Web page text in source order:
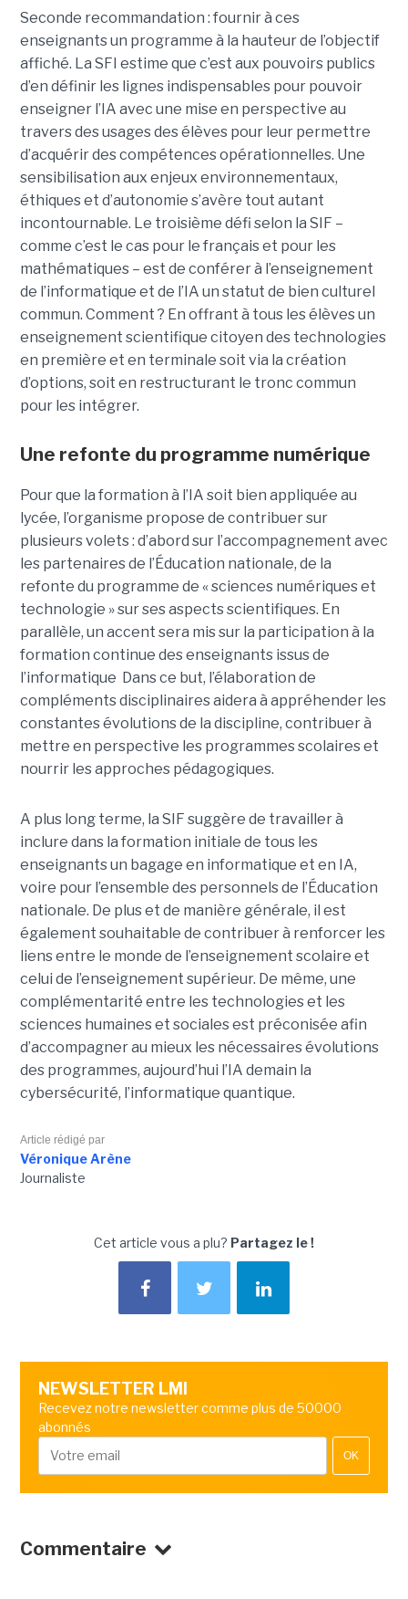
Seconde recommandation : fournir à ces
enseignants un programme à la hauteur de l’objectif
affiché. La SFI estime que c’est aux pouvoirs publics
d’en définir les lignes indispensables pour pouvoir
enseigner l’IA avec une mise en perspective au
travers des usages des élèves pour leur permettre
d’acquérir des compétences opérationnelles. Une
sensibilisation aux enjeux environnementaux,
éthiques et d’autonomie s’avère tout autant
incontournable. Le troisième défi selon la SIF –
comme c’est le cas pour le français et pour les
mathématiques – est de conférer à l’enseignement
de l’informatique et de l’IA un statut de bien culturel
commun. Comment ? En offrant à tous les élèves un
enseignement scientifique citoyen des technologies
en première et en terminale soit via la création
d’options, soit en restructurant le tronc commun
pour les intégrer.
Une refonte du programme numérique
Pour que la formation à l’IA soit bien appliquée au
lycée, l’organisme propose de contribuer sur
plusieurs volets : d’abord sur l’accompagnement avec
les partenaires de l’Éducation nationale, de la
refonte du programme de « sciences numériques et
technologie » sur ses aspects scientifiques. En
parallèle, un accent sera mis sur la participation à la
formation continue des enseignants issus de
l’informatique Dans ce but, l’élaboration de
compléments disciplinaires aidera à appréhender les
constantes évolutions de la discipline, contribuer à
mettre en perspective les programmes scolaires et
nourrir les approches pédagogiques.
A plus long terme, la SIF suggère de travailler à
inclure dans la formation initiale de tous les
enseignants un bagage en informatique et en IA,
voire pour l’ensemble des personnels de l’Éducation
nationale. De plus et de manière générale, il est
également souhaitable de contribuer à renforcer les
liens entre le monde de l’enseignement scolaire et
celui de l’enseignement supérieur. De même, une
complémentarité entre les technologies et les
sciences humaines et sociales est préconisée afin
d’accompagner au mieux les nécessaires évolutions
des programmes, aujourd’hui l’IA demain la
cybersécurité, l’informatique quantique.
Article rédigé par
Véronique Arène
Journaliste
Cet article vous a plu? Partagez le !
NEWSLETTER LMI
Recevez notre newsletter comme plus de 50000
abonnés
OK
Commentaire